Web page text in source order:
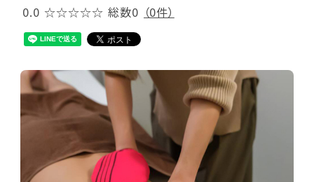
0.0 ☆☆☆☆☆ 総数0 （0件）